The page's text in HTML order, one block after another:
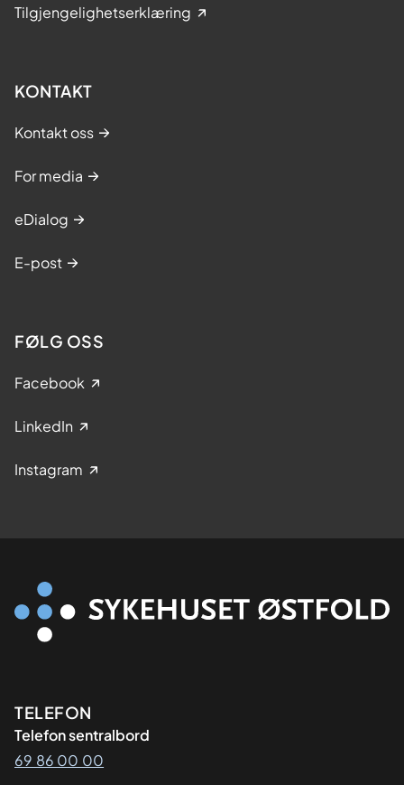
Tilgjengelighetserklæring
KONTAKT
Kontakt oss
For media
eDialog
E-post
FØLG OSS
Facebook
LinkedIn
Instagram
Kontaktinformasjon
TELEFON
Telefon sentralbord
69 86 00 00